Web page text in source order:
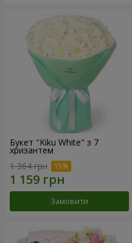
Букет "Kiku White" з 7
хризантем
1 364 грн
Замовити